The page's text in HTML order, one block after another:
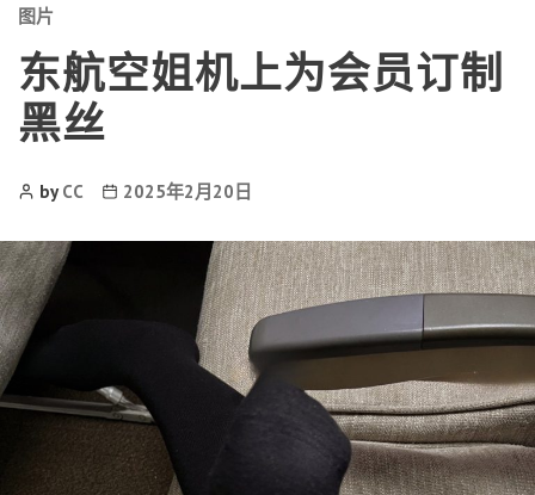
Categories
图片
东航空姐机上为会员订制
黑丝
PostbyCC
Post2025年2月20日